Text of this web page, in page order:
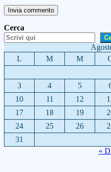
Cerca
L
M M
3
4 5
10
11 12
17
18 19
24
25 26
31
«